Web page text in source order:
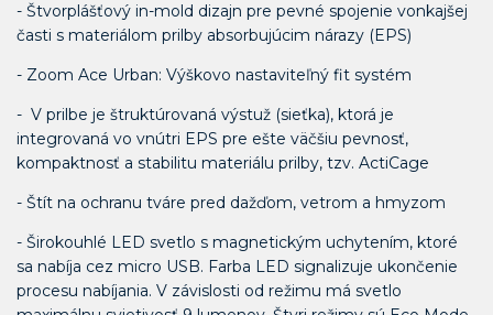
- Štvorplášťový in-mold dizajn pre pevné spojenie vonkajšej
časti s materiálom prilby absorbujúcim nárazy (EPS)
- Zoom Ace Urban: Výškovo nastaviteľný fit systém
- V prilbe je štruktúrovaná výstuž (sieťka), ktorá je
integrovaná vo vnútri EPS pre ešte väčšiu pevnosť,
kompaktnosť a stabilitu materiálu prilby, tzv. ActiCage
- Štít na ochranu tváre pred dažďom, vetrom a hmyzom
- Širokouhlé LED svetlo s magnetickým uchytením, ktoré
sa nabíja cez micro USB. Farba LED signalizuje ukončenie
procesu nabíjania. V závislosti od režimu má svetlo